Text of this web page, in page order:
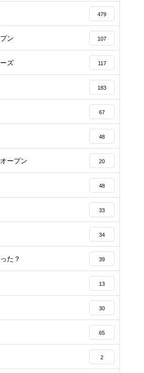
479
ン 107
ズ 117
183
67
48
ープン 20
48
33
34
た？ 39
13
30
65
2